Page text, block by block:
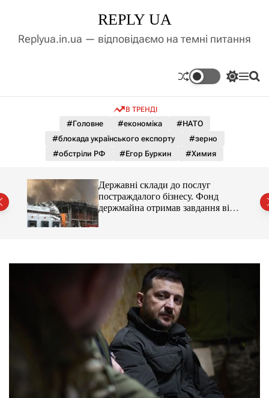
д
у
REPLY UA
Replyua.in.ua — відповідаємо на темні питання
П
к
а
л
ь
о
г
М П
В ТРЕНДІ
#Головне #економіка
#НАТО
#блокада українського експорту
#зерно
#обстріли РФ
#Егор Буркин #Химия
Державні склади до послуг
постраждалого бізнесу. Фонд
держмайна отримав завдання від